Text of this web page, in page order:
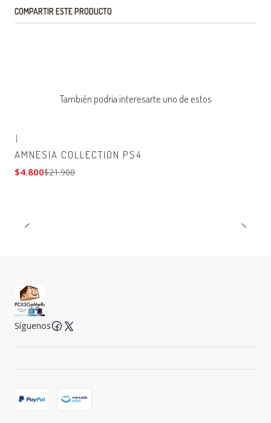
COMPARTIR ESTE PRODUCTO
También podría interesarte uno de estos
|
AMNESIA COLLECTION PS4
$4.800$21.900
Síguenos